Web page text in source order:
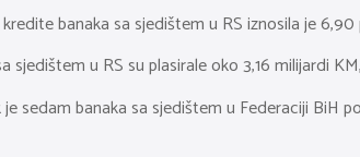
banaka sa sjedištem u RS iznosila je
u RS su plasirale oko 3,16 milijardi
sedam banaka sa sjedištem u Federaciji BiH